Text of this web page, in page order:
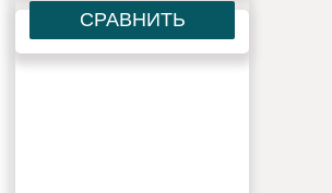
СРАВНИТЬ